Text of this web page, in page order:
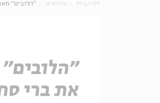
דף הבית אירועים "הלובים"
את ברי